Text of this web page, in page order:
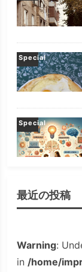
Special
Special
最近の投稿
Warning:
in /home/